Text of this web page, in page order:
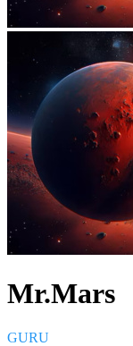
Mr.Mars
GURU